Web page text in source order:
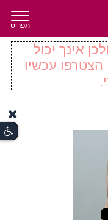
תפריט
אינך יכול
עכשיו